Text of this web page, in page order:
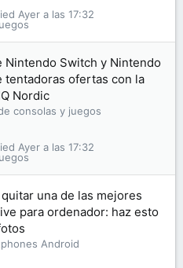
Ayer a las 17:32
Nintendo Switch y Nintendo
tentadoras ofertas con la
Nordic
consolas y juegos
Ayer a las 17:32
una de las mejores
para ordenador: haz esto
Android